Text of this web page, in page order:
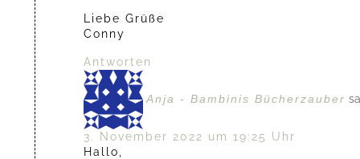
Liebe Grüße
Conny
Antworten
Anja - Bambinis Bücherzauber
3. November 2022 um 19:25 Uhr
Hallo,